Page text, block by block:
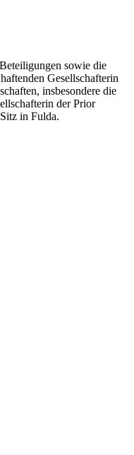
sowie die
Gesellschafterin
insbesondere die
der Prior
in Fulda.